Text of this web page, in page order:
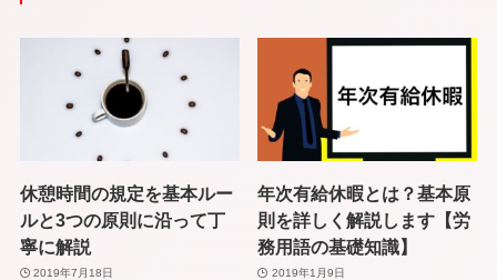
休憩時間の規定を基本ルー
ルと3つの原則に沿って丁
寧に解説
2019年7月18日
年次有給休暇とは？基本原
則を詳しく解説します【労
務用語の基礎知識】
2019年1月9日